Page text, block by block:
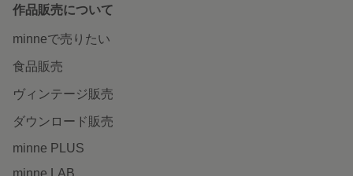
作品販売について
minneで売りたい
食品販売
ヴィンテージ販売
ダウンロード販売
minne PLUS
minne LAB